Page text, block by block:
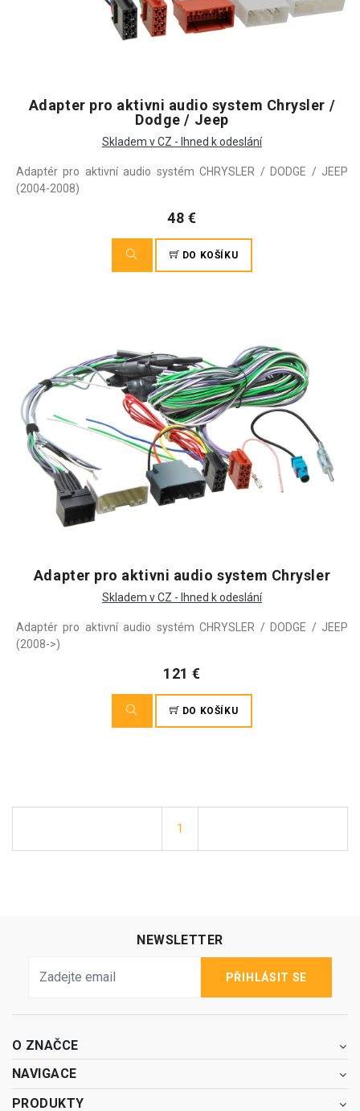
Adapter pro aktivni audio system Chrysler /
Dodge / Jeep
Skladem v CZ - Ihned k odeslání
Adaptér pro aktivní audio systém CHRYSLER / DODGE / JEEP
(2004-2008)
48 €
DO KOŠÍKU
Adapter pro aktivni audio system Chrysler
Skladem v CZ - Ihned k odeslání
Adaptér pro aktivní audio systém CHRYSLER / DODGE / JEEP
(2008->)
121 €
DO KOŠÍKU
1
NEWSLETTER
PŘIHLÁSIT SE
O ZNAČCE
NAVIGACE
PRODUKTY